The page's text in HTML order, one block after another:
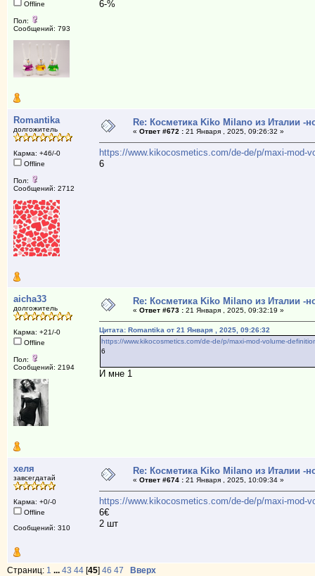
Offline
Пол:
Сообщений: 793
6-%
Romantika
долгожитель
Карма: +46/-0
Offline
Пол:
Сообщений: 2712
Re: Косметика Kiko Milano из Италии -
« Ответ #672 :21 Января , 2025, 09:26:32 »
https://www.kikocosmetics.com/de-de/p/maxi-mod-
6
aicha33
долгожитель
Карма: +21/-0
Offline
Пол:
Сообщений: 2194
Re: Косметика Kiko Milano из Италии -
« Ответ #673 :21 Января , 2025, 09:32:19 »
Цитата: Romantika от 21 Января , 2025, 09:26:32
https://www.kikocosmetics.com/de-de/p/maxi-mod-volume-
6
И мне 1
хеля
завсегдатай
Карма: +0/-0
Offline
Сообщений: 310
Re: Косметика Kiko Milano из Италии -
« Ответ #674 :21 Января , 2025, 10:09:34 »
https://www.kikocosmetics.com/de-de/p/maxi-mod-
6€
2 шт
Страниц: 1 ... 43 44[45] 46 47 Вверх